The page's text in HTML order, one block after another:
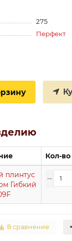
275
Перфект
Кол-во
плинтус
Гибкий
В сравнение